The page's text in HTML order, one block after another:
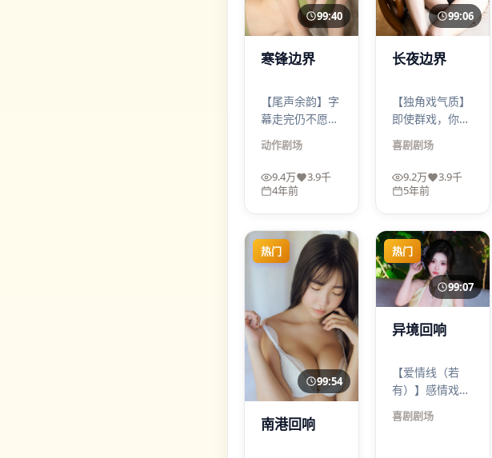
99:40
寒锋边界
【尾声余韵】字
幕走完仍不愿离
席：不是彩蛋，
而是情绪没收
尾。寒锋边界像
一杯后调很长的
动作剧场
9.4万
3.9千
4年前
99:06
长夜边界
【独角戏气质】
即使群戏，你也
会感觉世界在围
着某个人转——
不是主角光环，
而是命运集中
喜剧剧场
9.2万
3.9千
5年前
热门
99:54
南港回响
热门
99:07
异境回响
【爱情线（若
有）】感情戏不
撒糖，反而像刀
背蹭过皮肤：
喜剧剧场